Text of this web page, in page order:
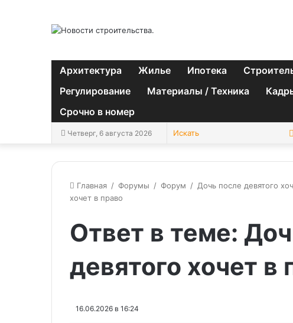
Архитектура Жилье Ипотека
Регулирование
Материалы / Техника
Срочно в номер
Четверг, 6 августа 2026
Главная / Форумы / Форум / Дочь после девятого
хочет в право
Ответ в теме:
девятого хочет в
16.06.2026 в 16:24